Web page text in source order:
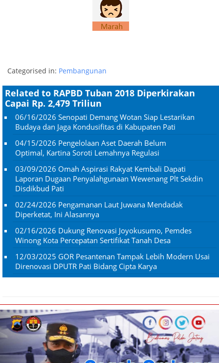
Categorised in: Pembangunan
Related to RAPBD Tuban 2018 Diperkirakan
Capai Rp. 2,479 Triliun
06/16/2026 Senopati Demang Wotan Siap Lestarikan
Budaya dan Jaga Kondusifitas di Kabupaten Pati
04/15/2026 Pengelolaan Aset Daerah Belum
Optimal, Kartina Soroti Lemahnya Regulasi
03/09/2026 Omah Aspirasi Rakyat Kembali Dapati
Laporan Dugaan Penyalahgunaan Wewenang Plt Sekdin
Disdikbud Pati
02/24/2026 Pengamanan Laut Juwana Mendadak
Diperketat, Ini Alasannya
02/16/2026 Dukung Renovasi Joyokusumo, Pemdes
Winong Kota Percepatan Sertifikat Tanah Desa
12/03/2025 GOR Pesantenan Tampak Lebih Modern Usai
Direnovasi DPUTR Pati Bidang Cipta Karya